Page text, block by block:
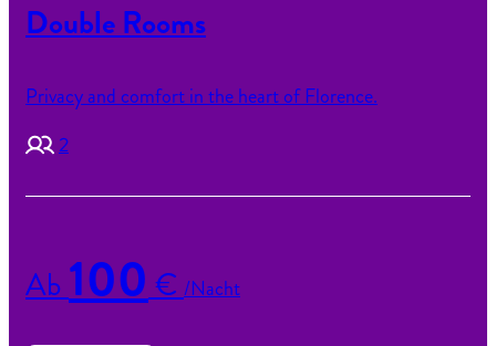
Double Rooms
Privacy and comfort in the heart of Florence.
2
Ab100€/Nacht